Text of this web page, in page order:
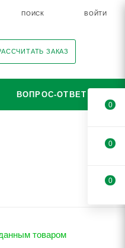
ПОИСК ВОЙТИ
ЗАКАЗ
ВОПРОС-ОТВЕТ
товаром
0
0
0